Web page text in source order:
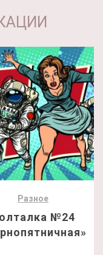
Разное
№24